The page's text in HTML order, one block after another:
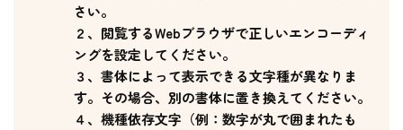
さい。
２、閲覧するWebブラウザで正しいエンコーディ
ングを設定してください。
３、書体によって表示できる文字種が異なりま
す。その場合、別の書体に置き換えてください。
４、機種依存文字（例：数字が丸で囲まれたも